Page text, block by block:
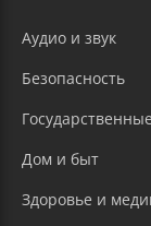
Аудио и звук
Безопасность
Дом и быт
Здоровье и